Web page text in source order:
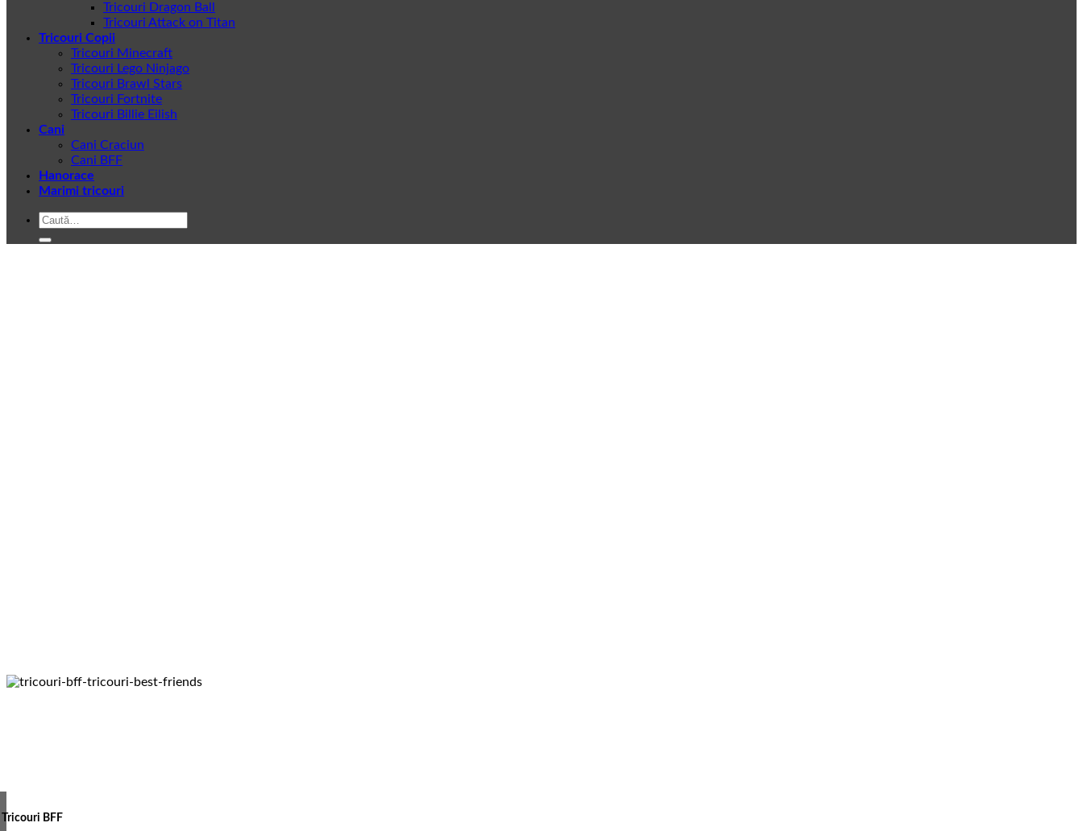
Tricouri Dragon Ball
Tricouri Attack on Titan
Tricouri Copii
Tricouri Minecraft
Tricouri Lego Ninjago
Tricouri Brawl Stars
Tricouri Fortnite
Tricouri Billie Eilish
Cani
Cani Craciun
Cani BFF
Hanorace
Marimi tricouri
Caută
Tricouri BFF